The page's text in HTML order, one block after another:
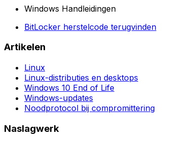
Windows Handleidingen
BitLocker herstelcode terugvinden
Artikelen
Linux
Linux-distributies en desktops
Windows 10 End of Life
Windows-updates
Noodprotocol bij compromittering
Naslagwerk